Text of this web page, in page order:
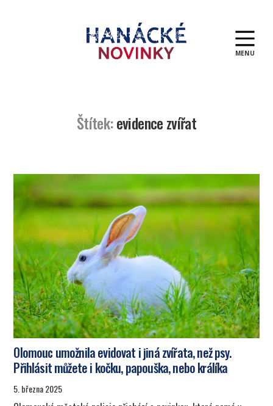
MENU
Štítek:evidence zvířat
Olomouc umožnila evidovat i jiná zvířata, než psy.
Přihlásit můžete i kočku, papouška, nebo králíka
5. března 2025